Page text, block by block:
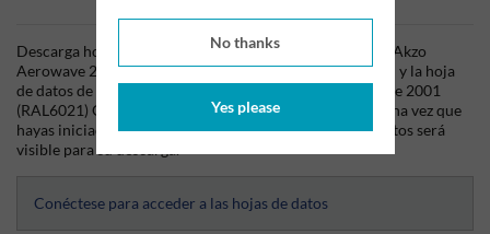
No thanks
Yes please
Descarga hoy mismo la hoja técnica (TDS) del producto Akzo
Aerowave 2001 (RAL6021) Green Epoxy Primer 5Lt Can y la hoja
de datos de seguridad (SDS) del producto Akzo Aerowave 2001
(RAL6021) Green Epoxy Primer 5Lt Can desde Silmid. Una vez que
hayas iniciado sesión o te hayas registrado, la hoja de datos será
visible para su descarga.
Conéctese para acceder a las hojas de datos